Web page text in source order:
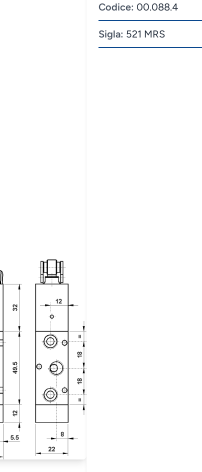
Codice: 00.088.4
Sigla: 521 MRS